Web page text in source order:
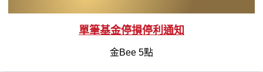
單筆基金停損停利通知
金Bee 5點